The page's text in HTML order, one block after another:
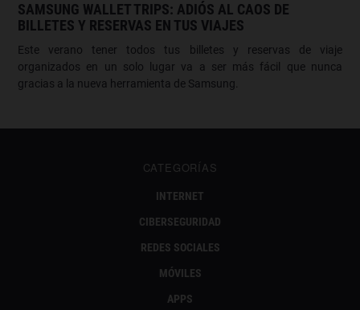
SAMSUNG WALLET TRIPS: ADIÓS AL CAOS DE
BILLETES Y RESERVAS EN TUS VIAJES
Este verano tener todos tus billetes y reservas de viaje
organizados en un solo lugar va a ser más fácil que nunca
gracias a la nueva herramienta de Samsung.
CATEGORÍAS
INTERNET
CIBERSEGURIDAD
REDES SOCIALES
MÓVILES
APPS